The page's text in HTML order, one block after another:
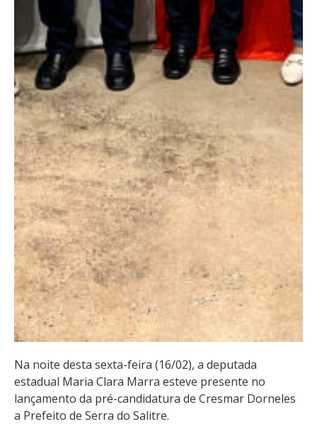
Na noite desta sexta-feira (16/02), a deputada
estadual Maria Clara Marra esteve presente no
lançamento da pré-candidatura de Cresmar Dorneles
a Prefeito de Serra do Salitre.